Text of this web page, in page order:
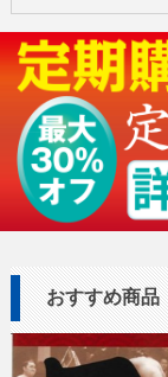
おすすめ商品